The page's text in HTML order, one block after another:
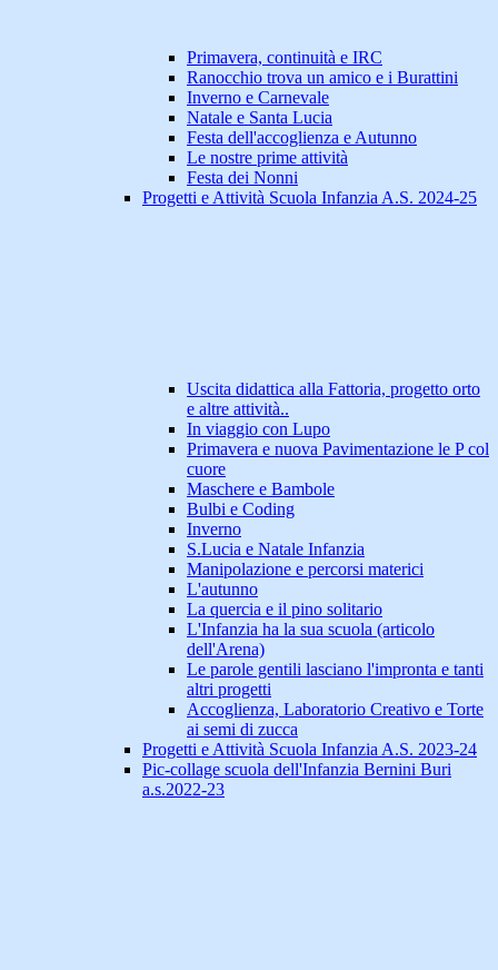
Primavera, continuità e IRC
Ranocchio trova un amico e i Burattini
Inverno e Carnevale
Natale e Santa Lucia
Festa dell'accoglienza e Autunno
Le nostre prime attività
Festa dei Nonni
Progetti e Attività Scuola Infanzia A.S. 2024-25
Uscita didattica alla Fattoria, progetto orto
e altre attività..
In viaggio con Lupo
Primavera e nuova Pavimentazione le P col
cuore
Maschere e Bambole
Bulbi e Coding
Inverno
S.Lucia e Natale Infanzia
Manipolazione e percorsi materici
L'autunno
La quercia e il pino solitario
L'Infanzia ha la sua scuola (articolo
dell'Arena)
Le parole gentili lasciano l'impronta e tanti
altri progetti
Accoglienza, Laboratorio Creativo e Torte
ai semi di zucca
Progetti e Attività Scuola Infanzia A.S. 2023-24
Pic-collage scuola dell'Infanzia Bernini Buri
a.s.2022-23